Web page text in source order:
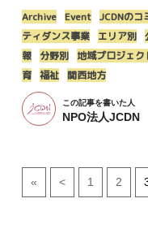
Archive Event JCDNのコ
ティダンス事業
エリア別
報
分野別 地域プロジェク
育 福祉 関西地方
この記事を書いた人
NPO法人JCDN
« < 1 2